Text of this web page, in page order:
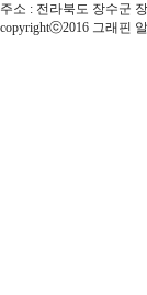
주소 : 전라북도 장수군 장
copyrightⓒ2016 그래핀 알